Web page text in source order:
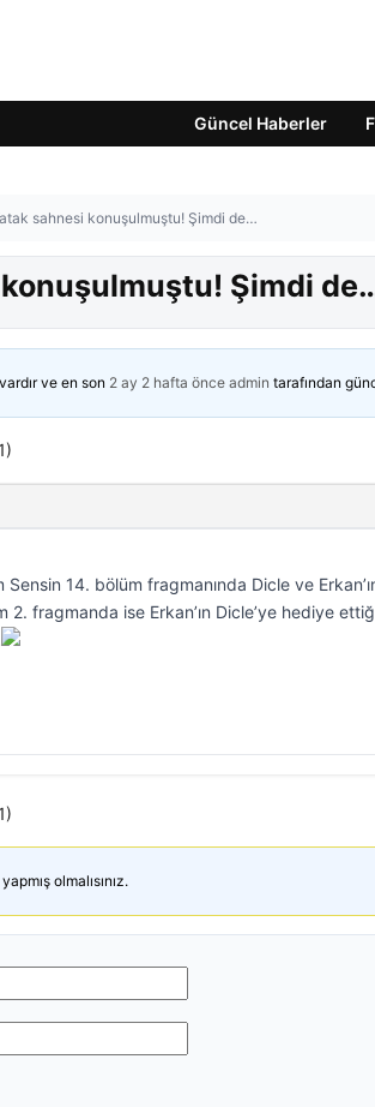
Güncel Haberler
sahnesi konuşulmuştu! Şimdi de…
Şimdi
ve en son 2 ay 2 hafta önce admin tarafından
Sensin 14. bölüm fragmanında Dicle ve
2. fragmanda ise Erkan’ın Dicle’ye hediye
olmalısınız.